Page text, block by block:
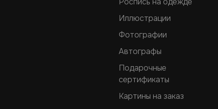
Иллюстрации
Фотографии
Автографы
Подарочные
сертификаты
Картины на заказ